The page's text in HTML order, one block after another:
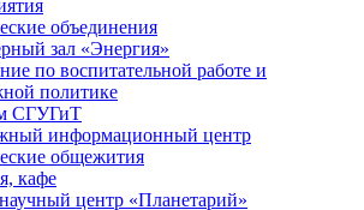
объединения
зал «Энергия»
по воспитательной работе и
политике
СГУГиТ
информационный центр
общежития
кафе
центр «Планетарий»